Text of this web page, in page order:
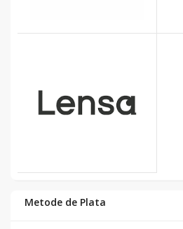
Metode de Plata